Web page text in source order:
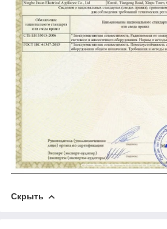
Скрыть